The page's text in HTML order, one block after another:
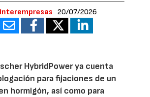
20/07/2026
HybridPower ya cuenta
para fijaciones de un
hormigón, así como para